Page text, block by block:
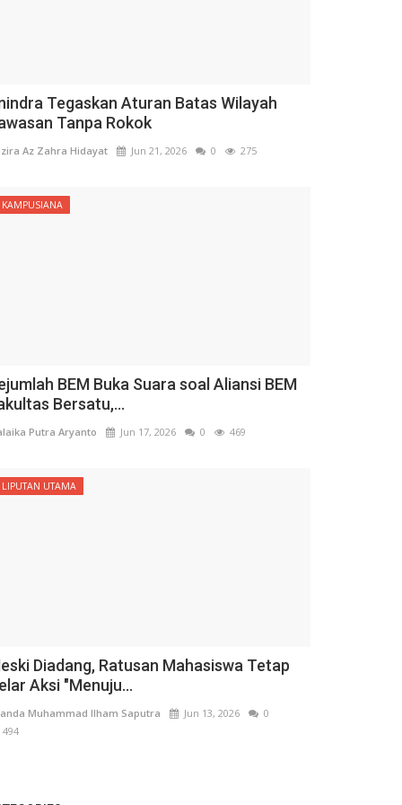
Tegaskan Aturan Batas Wilayah
Tanpa Rokok
Az Zahra Hidayat Jun 21, 2026 0 275
KAMPUSIANA
BEM Buka Suara soal Aliansi BEM
Bersatu,...
Putra Aryanto Jun 17, 2026 0 469
LIPUTAN UTAMA
Diadang, Ratusan Mahasiswa Tetap
Aksi "Menuju...
Muhammad Ilham Saputra Jun 13, 2026
0
494